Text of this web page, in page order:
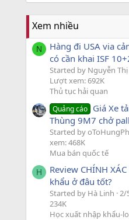
Xem nhiều
N
Hàng đi USA via
có cần khai ISF
Started by Nguyễn
Lượt xem: 692K
Thủ tục hải quan
Quảng cáo Giá Xe
Thùng 9M7 chở
Started by
xem: 468K
Mua bán quốc tế
H
Review CHÍNH
khẩu ở đâu tốt?
Started by Hà Linh 2/
234K
Học xuất nhập khẩu-